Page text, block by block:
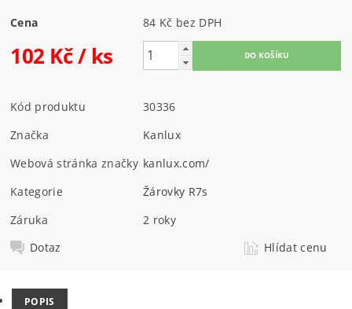
Cena 84 Kč bez DPH
102 Kč/ ks
Kód produktu
30336
Značka
Kanlux
Webová stránka značky kanlux.com/
Kategorie
Žárovky R7s
Záruka
2 roky
Dotaz
Hlídat cenu
POPIS